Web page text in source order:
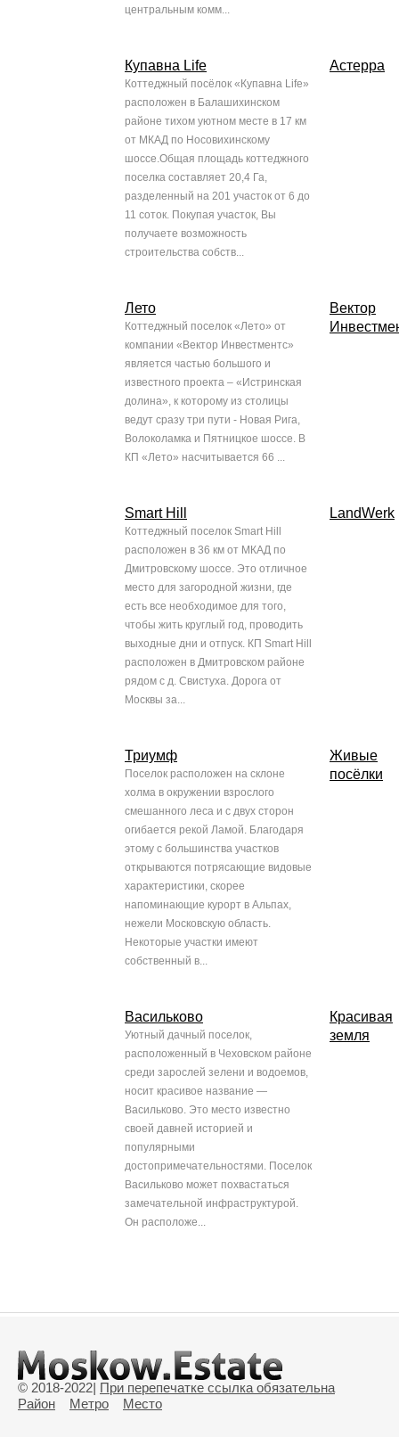
центральным комм...
Купавна Life
Коттеджный посёлок «Купавна Life»
расположен в Балашихинском
районе тихом уютном месте в 17 км
от МКАД по Носовихинскому
шоссе.Общая площадь коттеджного
поселка составляет 20,4 Га,
разделенный на 201 участок от 6 до
11 соток. Покупая участок, Вы
получаете возможность
строительства собств...
Астерра
Лето
Коттеджный поселок «Лето» от
компании «Вектор Инвестментс»
является частью большого и
известного проекта – «Истринская
долина», к которому из столицы
ведут сразу три пути - Новая Рига,
Волоколамка и Пятницкое шоссе. В
КП «Лето» насчитывается 66 ...
Вектор
Smart Hill
Коттеджный поселок Smart Hill
расположен в 36 км от МКАД по
Дмитровскому шоссе. Это отличное
место для загородной жизни, где
есть все необходимое для того,
чтобы жить круглый год, проводить
выходные дни и отпуск. КП Smart Hill
расположен в Дмитровском районе
рядом с д. Свистуха. Дорога от
Москвы за...
LandWerk
Триумф
Поселок расположен на склоне
холма в окружении взрослого
смешанного леса и с двух сторон
огибается рекой Ламой. Благодаря
этому с большинства участков
открываются потрясающие видовые
характеристики, скорее
напоминающие курорт в Альпах,
нежели Московскую область.
Некоторые участки имеют
собственный в...
Живые
посёлки
Васильково
Уютный дачный поселок,
расположенный в Чеховском районе
среди зарослей зелени и водоемов,
носит красивое название —
Васильково. Это место известно
своей давней историей и
популярными
достопримечательностями. Поселок
Васильково может похвастаться
замечательной инфраструктурой.
Он расположе...
Красивая
земля
© 2018-2022| При перепечатке ссылка обязательна
Район
Метро Место